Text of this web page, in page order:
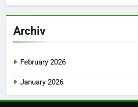
Archiv
February 2026
January 2026